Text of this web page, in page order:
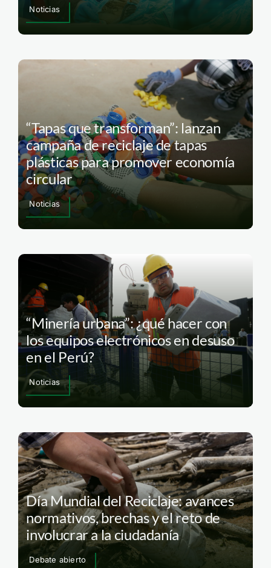
Noticias
“Tapas que transforman”: lanzan
campaña de reciclaje de tapas
plásticas para promover economía
circular
Noticias
“Minería urbana”: ¿qué hacer con
los equipos electrónicos en desuso
en el Perú?
Noticias
Día Mundial del Reciclaje: avances
normativos, brechas y el reto de
involucrar a la ciudadanía
Debate abierto